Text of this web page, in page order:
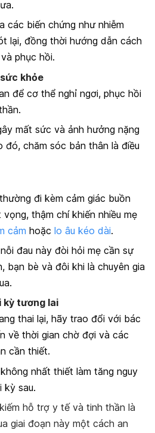
các biến chứng như nhiễm
lại, đồng thời hướng dẫn cách
phục hồi.
khỏe
để cơ thể nghỉ ngơi, phục hồi
mất sức và ảnh hưởng nặng
đó, chăm sóc bản thân là điều
đi kèm cảm giác buồn
thậm chí khiến nhiều mẹ
cảm hoặc lo âu kéo dài.
đau này đòi hỏi mẹ cần sự
bạn bè và đôi khi là chuyên gia
kỳ tương lai
thai lại, hãy trao đổi với bác
về thời gian chờ đợi và các
cần thiết.
nhất thiết làm tăng nguy
kỳ sau.
hỗ trợ y tế và tinh thần là
giai đoạn này một cách an